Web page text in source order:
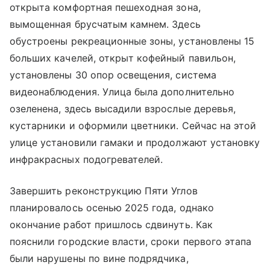
открыта комфортная пешеходная зона,
вымощенная брусчатым камнем. Здесь
обустроены рекреационные зоны, установлены 15
больших качелей, открыт кофейный павильон,
установлены 30 опор освещения, система
видеонаблюдения. Улица была дополнительно
озеленена, здесь высадили взрослые деревья,
кустарники и оформили цветники. Сейчас на этой
улице установили гамаки и продолжают установку
инфракрасных подогревателей.
Завершить реконструкцию Пяти Углов
планировалось осенью 2025 года, однако
окончание работ пришлось сдвинуть. Как
пояснили городские власти, сроки первого этапа
были нарушены по вине подрядчика,